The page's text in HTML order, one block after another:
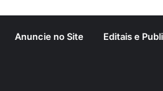
Anuncie no Site Editais e